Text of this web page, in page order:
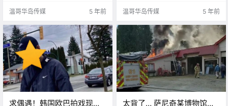
温哥华岛传媒 5 年前 温哥华岛传媒 5 年前
求偶遇！韩国欧巴拍戏现身
太背了… 萨尼奇某博物馆发